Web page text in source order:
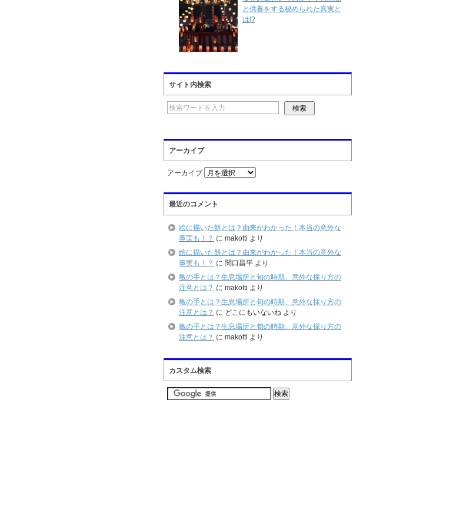
と供養をする秘められた真実と
は!?
サイト内検索
アーカイブ
アーカイブ
最近のコメント
絵に描いた餅とは？由来がわかった！本当の意外な
事実も！？ に makotti より
絵に描いた餅とは？由来がわかった！本当の意外な
事実も！？ に 関口昌平 より
亀の手とは？生息場所と旬の時期、意外な採り方の
注意とは？ に makotti より
亀の手とは？生息場所と旬の時期、意外な採り方の
注意とは？ に どこにもいないね より
亀の手とは？生息場所と旬の時期、意外な採り方の
注意とは？ に makotti より
カスタム検索